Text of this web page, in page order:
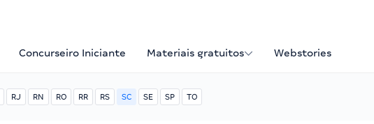
Concurseiro Iniciante Materiais gratuitos Webstories
RJ RN RO RR RS SC SE SP TO